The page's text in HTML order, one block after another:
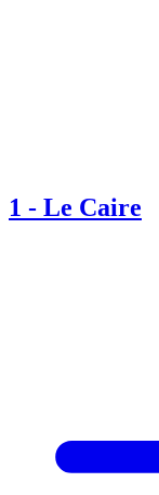
1 - Le Caire